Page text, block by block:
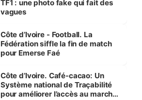
TF1 : une photo fake qui fait des
vagues
Côte d’Ivoire - Football. La
Fédération siffle la fin de match
pour Emerse Faé
Côte d’Ivoire. Café-cacao: Un
Système national de Traçabilité
pour améliorer l’accès au marché